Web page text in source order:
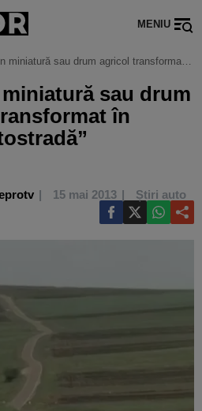
MENIU
sau drum agricol transformat în „autostradă”
sau drum
în
15 mai 2013 Știri auto